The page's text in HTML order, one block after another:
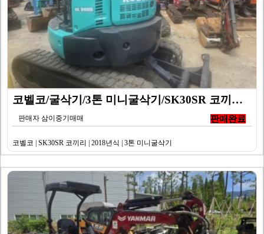
코벨코/굴삭기/3톤 미니굴삭기/SK30SR 코끼리/20…
판매자 삼이중기매매 판매완료
코벨코 | SK30SR 코끼리 | 2018년식 | 3톤 미니굴삭기